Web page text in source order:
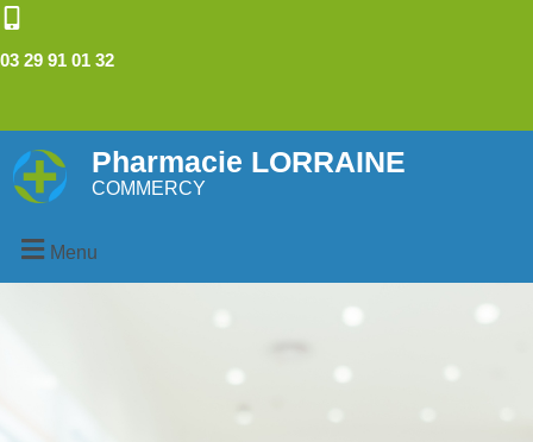
03 29 91 01 32
Pharmacie LORRAINE
COMMERCY
Menu